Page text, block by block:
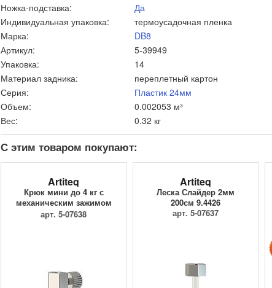
Ножка-подставка:
Да
Индивидуальная упаковка:
термоусадочная пленка
Марка:
DB8
Артикул:
5-39949
Упаковка:
14
Материал задника:
переплетный картон
Серия:
Пластик 24мм
Объем:
0.002053 м³
Вес:
0.32 кг
С этим товаром покупают:
Artiteq
Крюк мини до 4 кг с
механическим зажимом
9.4205
арт. 5-07638
Artiteq
Леска Слайдер 2мм
200см 9.4426
арт. 5-07637